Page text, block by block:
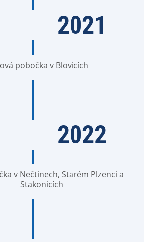
2021
pobočka v Blovicích
2022
v Nečtinech, Starém Plzenci a
Stakonicích